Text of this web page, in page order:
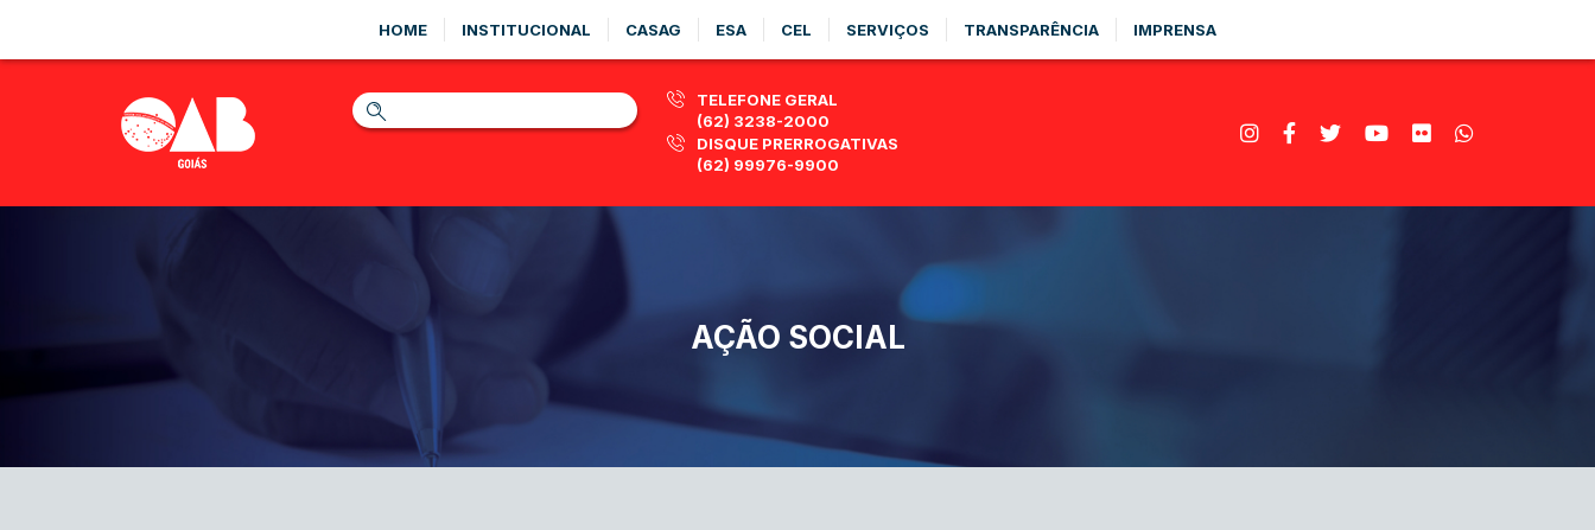
HOME INSTITUCIONAL CASAG ESA CEL SERVIÇOS TRANSPARÊNCIA IMPRENSA
TELEFONE GERAL
(62) 3238-2000
DISQUE PRERROGATIVAS
(62) 99976-9900
AÇÃO SOCIAL